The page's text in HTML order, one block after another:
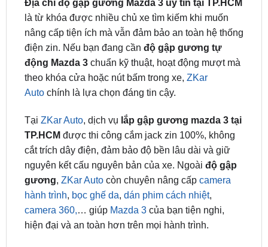
điện zin. Nếu bạn đang cầnđộ gập gương tự
động Mazda 3chuẩn kỹ thuật, hoạt động mượt mà
theo khóa cửa hoặc nút bấm trong xe,ZKar
Auto chính là lựa chọn đáng tin cậy.
TạiZKar Auto , dịch vụ lắp gập gương mazda 3 tại
cắt trích dây điện, đảm bảo độ bền lâu dài và giữ
nguyên kết cấu nguyên bản của xe. Ngoài độ gập
gương,ZKar Autocòn chuyên nâng cấpcamera
hành trình,bọc ghế da, dán phim cách nhiệt,
camera 360,… giúpMazda 3của bạn tiện nghi,
hiện đại và an toàn hơn trên mọi hành trình.
Câu Hỏi Thường Gặp Độ Gập Gương mazda 3